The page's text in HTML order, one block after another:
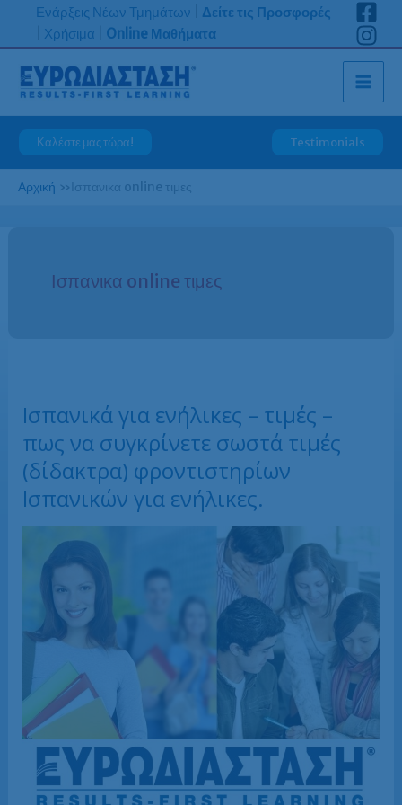
Μετάβαση
περιεχόμενο
Ενάρξεις Νέων Τμημάτων
Δείτε τις Προσφορές
Χρήσιμα Online Μαθήματα
Καλέστε μας τώρα! Testimonials
Αρχική » Ισπανικα online τιμες
Ισπανικα online τιμες
Ισπανικά για ενήλικες – τιμές –
πως να συγκρίνετε σωστά τιμές
(δίδακτρα) φροντιστηρίων
Ισπανικών για ενήλικες.